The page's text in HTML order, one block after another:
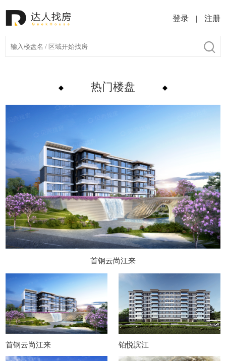
登录 | 注册
热门楼盘
首钢云尚江来
首钢云尚江来 铂悦滨江